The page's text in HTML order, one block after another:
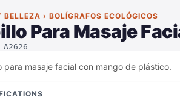
› BOLÍGRAFOS ECOLÓGICOS
Para Masaje
para masaje facial con mango de plástico.